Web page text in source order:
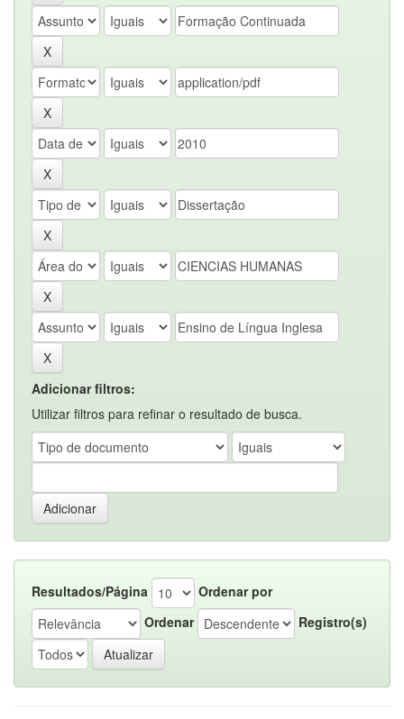
Adicionar filtros:
Utilizar filtros para refinar o resultado de busca.
Resultados/Página
Ordenar por
Ordenar
Registro(s)